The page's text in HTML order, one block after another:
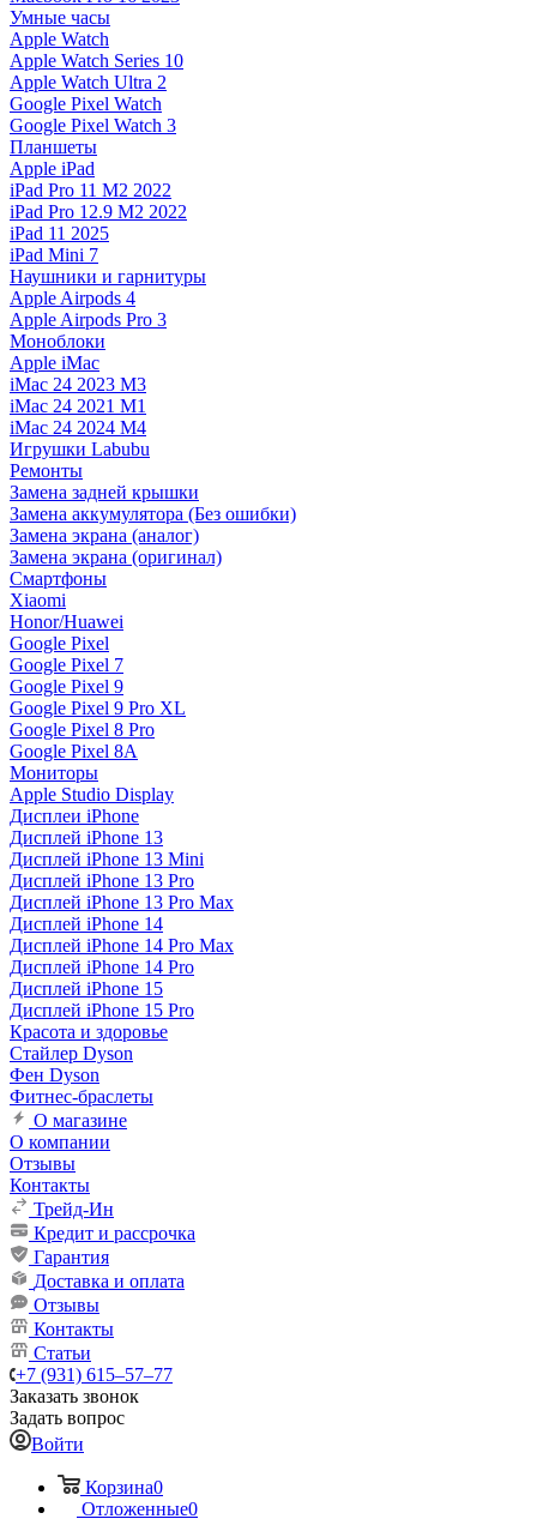
Умные часы
Apple Watch
Apple Watch Series 10
Apple Watch Ultra 2
Google Pixel Watch
Google Pixel Watch 3
Планшеты
Apple iPad
iPad Pro 11 M2 2022
iPad Pro 12.9 M2 2022
iPad 11 2025
iPad Mini 7
Наушники и гарнитуры
Apple Airpods 4
Apple Airpods Pro 3
Моноблоки
Apple iMac
iMac 24 2023 M3
iMac 24 2021 M1
iMac 24 2024 M4
Игрушки Labubu
Ремонты
Замена задней крышки
Замена аккумулятора (Без ошибки)
Замена экрана (аналог)
Замена экрана (оригинал)
Смартфоны
Xiaomi
Honor/Huawei
Google Pixel
Google Pixel 7
Google Pixel 9
Google Pixel 9 Pro XL
Google Pixel 8 Pro
Google Pixel 8A
Мониторы
Apple Studio Display
Дисплеи iPhone
Дисплей iPhone 13
Дисплей iPhone 13 Mini
Дисплей iPhone 13 Pro
Дисплей iPhone 13 Pro Max
Дисплей iPhone 14
Дисплей iPhone 14 Pro Max
Дисплей iPhone 14 Pro
Дисплей iPhone 15
Дисплей iPhone 15 Pro
Красота и здоровье
Стайлер Dyson
Фен Dyson
Фитнес-браслеты
О магазине
О компании
Отзывы
Контакты
Трейд-Ин
Кредит и рассрочка
Гарантия
Доставка и оплата
Отзывы
Контакты
Статьи
+7 (931) 615‒57‒77
Заказать звонок
Задать вопрос
Войти
Корзина0
Отложенные0